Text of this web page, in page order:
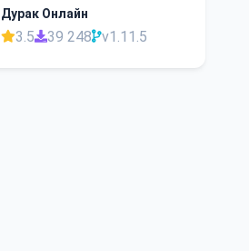
Дурак Онлайн
3.5 39 248 v1.11.5